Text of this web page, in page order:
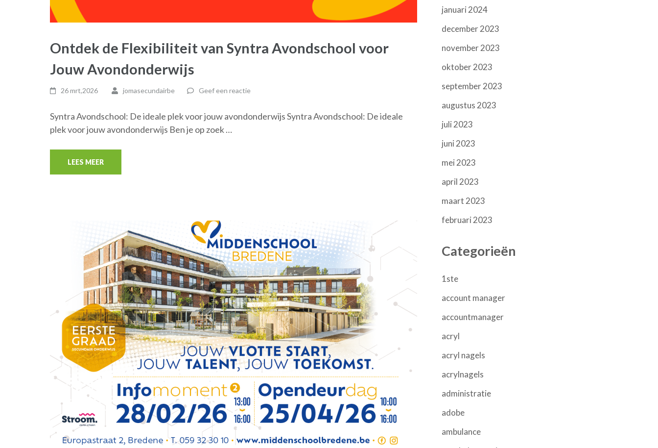
Ontdek de Flexibiliteit van Syntra Avondschool voor
Jouw Avondonderwijs
26 mrt,2026 jomasecundairbe Geef een reactie
Syntra Avondschool: De ideale plek voor jouw avondonderwijs Syntra Avondschool: De ideale
plek voor jouw avondonderwijs Ben je op zoek …
LEES MEER
januari 2024
december 2023
november 2023
oktober 2023
september 2023
augustus 2023
juli 2023
juni 2023
mei 2023
april 2023
maart 2023
februari 2023
Categorieën
1ste
account manager
accountmanager
acryl
acryl nagels
acrylnagels
administratie
adobe
ambulance